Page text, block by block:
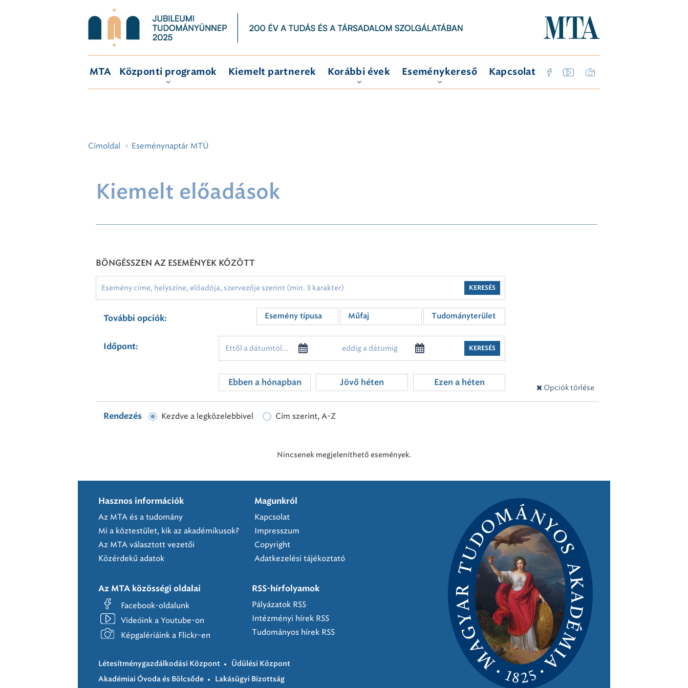
MTA Központi programok Kiemelt partnerek Korábbi évek Eseménykereső Kapcsolat
Címoldal Eseménynaptár MTÜ
Kiemelt előadások
BÖNGÉSSZEN AZ ESEMÉNYEK KÖZÖTT
KERESÉS
További opciók: Esemény típusa Műfaj Tudományterület
Időpont: KERESÉS
Ezen a héten
Jövő héten
Ebben a hónapban
Opciók törlése
Rendezés Kezdve a legközelebbivel Cím szerint, A-Z
Nincsenek megjeleníthető események.
Hasznos információk
Az MTA és a tudomány
Mi a köztestület, kik az akadémikusok?
Az MTA választott vezetői
Közérdekű adatok
Magunkról
Kapcsolat
Impresszum
Copyright
Adatkezelési tájékoztató
Az MTA közösségi oldalai
Facebook-oldalunk
Videóink a Youtube-on
Képgalériáink a Flickr-en
RSS-hírfolyamok
Pályázatok RSS
Intézményi hírek RSS
Tudományos hírek RSS
Létesítménygazdálkodási Központ Üdülési Központ
Akadémiai Óvoda és Bölcsőde Lakásügyi Bizottság